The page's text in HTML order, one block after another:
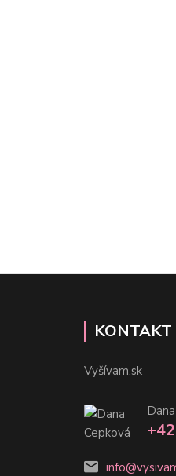
KONTAKT
Vyšívam.sk